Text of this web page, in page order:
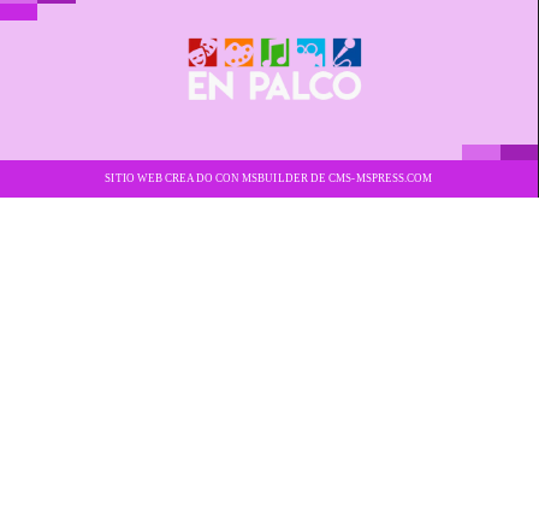
SITIO WEB CREADO CON MSBUILDER DE CMS-MSPRESS.COM